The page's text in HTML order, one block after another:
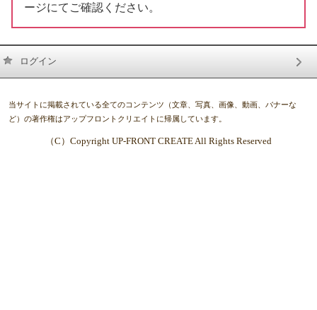
ージにてご確認ください。
ログイン
当サイトに掲載されている全てのコンテンツ（文章、写真、画像、動画、バナーな
ど）の著作権はアップフロントクリエイトに帰属しています。
（C）Copyright UP-FRONT CREATE All Rights Reserved